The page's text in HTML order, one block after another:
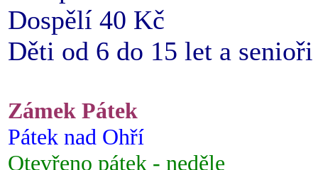
Dospělí 40 Kč
Děti od 6 do 15 let a
Zámek Pátek
Pátek nad Ohří
Otevřeno pátek - neděle